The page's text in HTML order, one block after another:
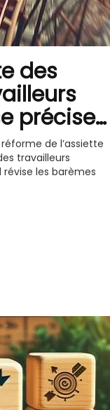
des
précise…
de l’assiette
travailleurs
les barèmes